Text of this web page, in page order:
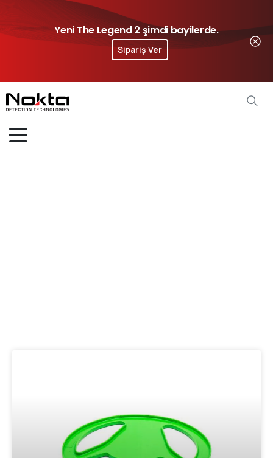
Yeni The Legend 2 şimdi bayilerde.
Sipariş Ver